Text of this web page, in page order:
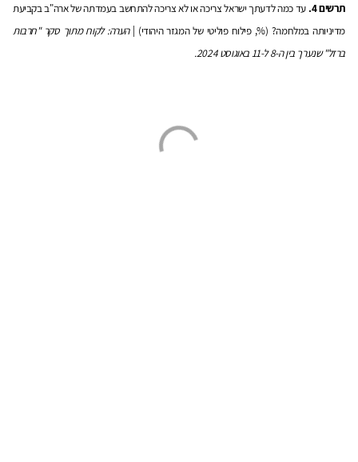
תרשים 4.
עד כמה לדעתך ישראל צריכה או לא צריכה להתחשב בעמדתה של ארה"ב בקביעת
מדיניותה במלחמה? (%, פילוח פוליטי של המגזר היהודי) |הערה: לקוח מתוך סקר "חרבות
ברזל" שנערך בין ה-8 ל-11 באוגוסט 2024.